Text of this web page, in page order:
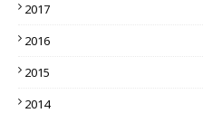
2017
2016
2015
2014